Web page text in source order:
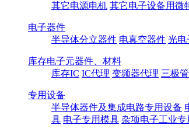
其它电源电机 其它电子设备用微
电子器件
半导体分立器件 电真空器件 光电
库存电子元器件、材料
库存IC IC代理 变频器代理 三极
专用设备
半导体器件及集成电路专用设备
具 电子专用模具 杂项电子工业专